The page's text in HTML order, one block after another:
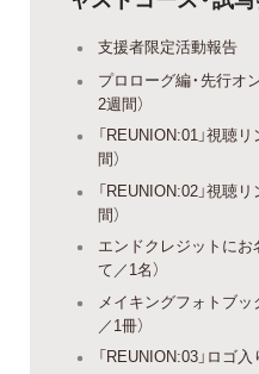
支援者限定活動報告
プロローグ編・先行オ
2週間）
「REUNION:01」視聴
間）
「REUNION:02」視聴
間）
エンドクレジットにお
て／1名）
メイキングフォトブッ
／1冊）
「REUNION:03」ロゴ入